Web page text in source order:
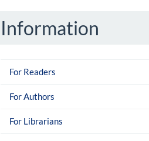
Information
For Readers
For Authors
For Librarians